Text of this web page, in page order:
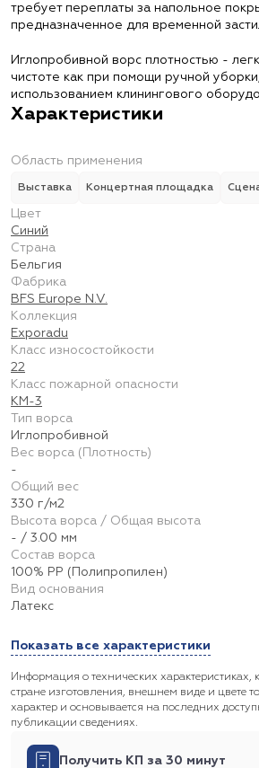
требует переплаты за напольное
предназначенное для временной
Иглопробивной ворс плотностью -
чистоте как при помощи ручной
использованием клинингового
Характеристики
Область применения
Выставка Концертная площадка
Цвет
Синий
Страна
Бельгия
Фабрика
BFS Europe N.V.
Коллекция
Exporadu
Класс износостойкости
22
Класс пожарной опасности
КМ-3
Тип ворса
Иглопробивной
Вес ворса (Плотность)
-
Общий вес
330 г/м2
Высота ворса / Общая высота
- / 3.00 мм
Состав ворса
100% PP (Полипропилен)
Вид основания
Латекс
Показать все характеристики
Информация о технических характеристиках,
стране изготовления, внешнем виде и цвете
характер и основывается на последних
публикации сведениях.
Получить КП за 30 минут